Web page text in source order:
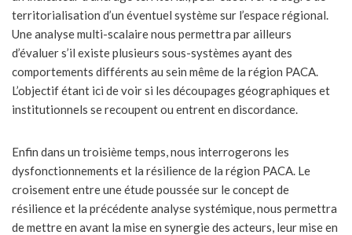
territorialisation d’un éventuel système sur l’espace régional.
Une analyse multi-scalaire nous permettra par ailleurs
d’évaluer s’il existe plusieurs sous-systèmes ayant des
comportements différents au sein même de la région PACA.
L’objectif étant ici de voir si les découpages géographiques et
institutionnels se recoupent ou entrent en discordance.
Enfin dans un troisième temps, nous interrogerons les
dysfonctionnements et la résilience de la région PACA. Le
croisement entre une étude poussée sur le concept de
résilience et la précédente analyse systémique, nous permettra
de mettre en avant la mise en synergie des acteurs, leur mise en